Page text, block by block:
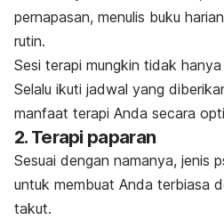
pernapasan, menulis buku
rutin.
Sesi terapi mungkin tidak
Selalu ikuti jadwal yang
manfaat terapi Anda secara
2. Terapi paparan
Sesuai dengan namanya, jenis
untuk membuat Anda terbiasa
takut.